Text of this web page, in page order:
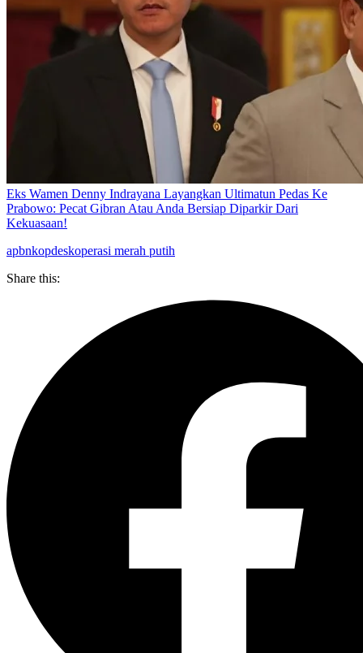
Eks Wamen Denny Indrayana Layangkan Ultimatun Pedas Ke
Prabowo: Pecat Gibran Atau Anda Bersiap Diparkir Dari
Kekuasaan!
apbnkopdeskoperasi merah putih
Share this: